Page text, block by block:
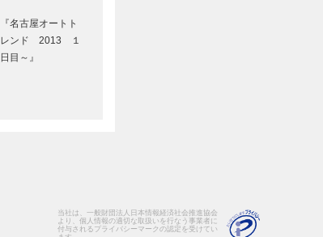
『名古屋オートト
レンド 2013 １
日目～』
当社は、一般財団法人日本情報経済社会推進協会
より、個人情報の適切な取扱いを行なう事業者に
付与されるプライバシーマークの認定を受けてい